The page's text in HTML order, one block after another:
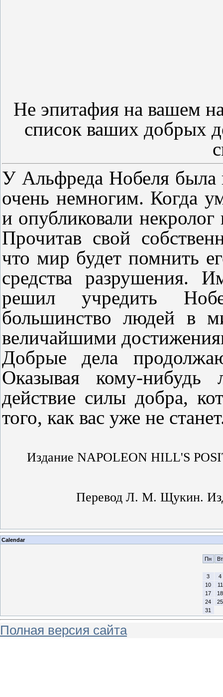
Не эпитафия на вашем
список ваших добрых
У Альфреда Нобеля была
очень немногим. Когда
и опубликовали
Прочитав свой
что мир будет помнить
средства разрушения.
решил учредить
большинство людей в
величайшими
Добрые дела
Оказывая кому-
действие силы добра,
того, как вас уже не
Издание NAPOLEON HILL'S
Перевод Л. М. Щукин.
Calendar
Пн
Вт
3
4
10
11
17
18
24
25
31
Полная версия сайта